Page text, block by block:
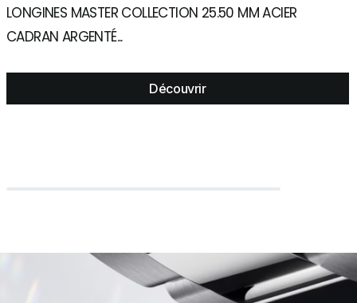
LONGINES MASTER COLLECTION 25.50 MM ACIER
CADRAN ARGENTÉ...
Découvrir